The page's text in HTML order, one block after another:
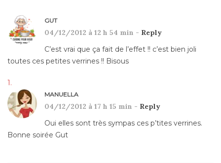
GUT
04/12/2012 à 12 h 54 min - Reply
C’est vrai que ça fait de l’effet !! c’est bien joli
toutes ces petites verrines !! Bisous
MANUELLA
04/12/2012 à 17 h 15 min - Reply
Oui elles sont très sympas ces p’tites verrines.
Bonne soirée Gut